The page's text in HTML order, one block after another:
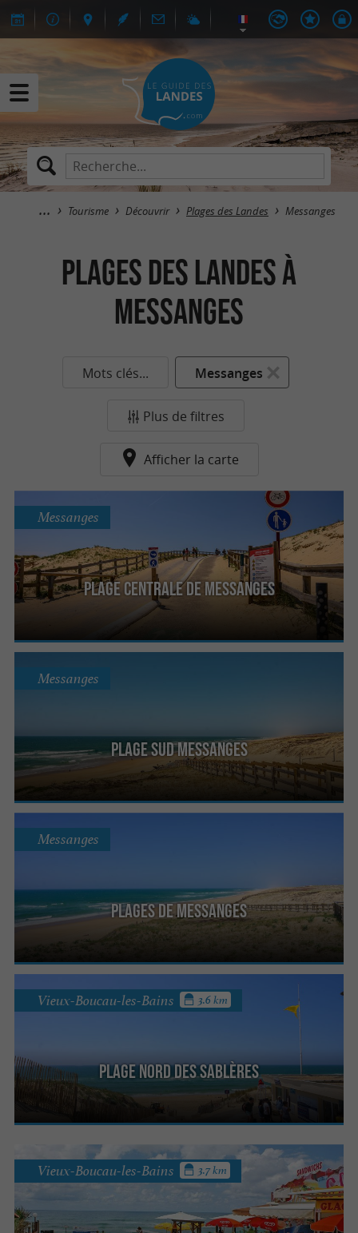
Tourisme Découvrir Plages des Landes Messanges
Plages des Landes à
Messanges
Mots clés... Messanges
Plus de filtres
Afficher la carte
Plage Centrale de Messanges
Messanges
Plage Sud Messanges
Messanges
Plages de Messanges
Messanges
Plage Nord des Sablères
Vieux-Boucau-les-Bains 3.6 km
Vieux-Boucau-les-Bains 3.7 km